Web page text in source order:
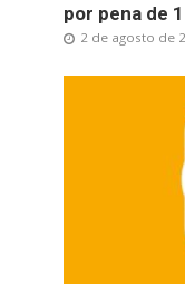
por pena de
2 de agosto de